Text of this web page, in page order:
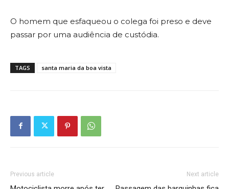
O homem que esfaqueou o colega foi preso e deve
passar por uma audiência de custódia.
TAGS santa maria da boa vista
Previous article Next article